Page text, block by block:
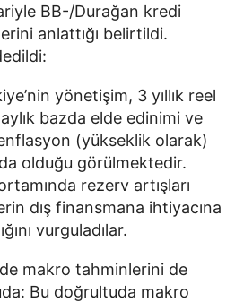
BB-/Durağan kredi
anlattığı belirtildi.
yönetişim, 3 yıllık reel
bazda elde edinimi ve
(yükseklik olarak)
olduğu görülmektedir.
rezerv artışları
dış finansmana ihtiyacına
vurguladılar.
makro tahminlerini de
Bu doğrultuda makro